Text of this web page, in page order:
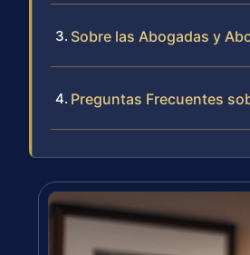
Sobre las Abogadas y
Preguntas Frecuentes